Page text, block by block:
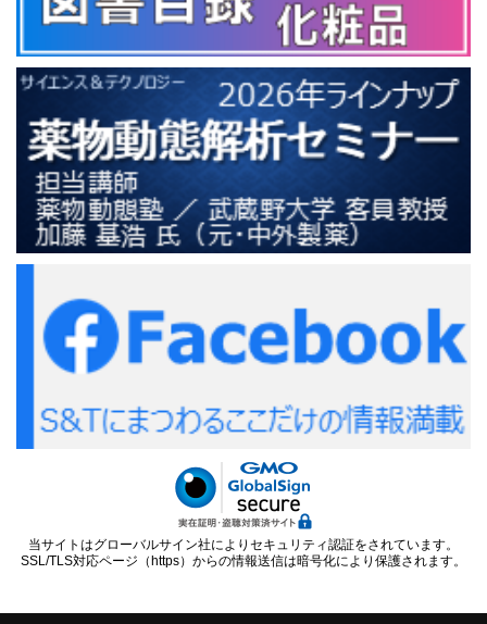
当サイトはグローバルサイン社によりセキュリティ認証をされています。
SSL/TLS対応ページ（https）からの情報送信は暗号化により保護されます。